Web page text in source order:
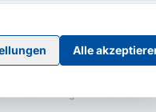
AGBDatenschutz
Alle